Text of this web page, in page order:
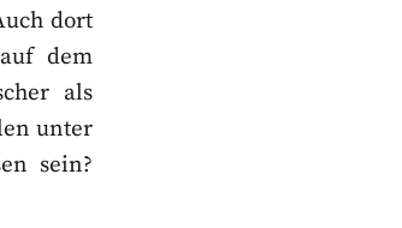
dort
dem
als
unter
sein?